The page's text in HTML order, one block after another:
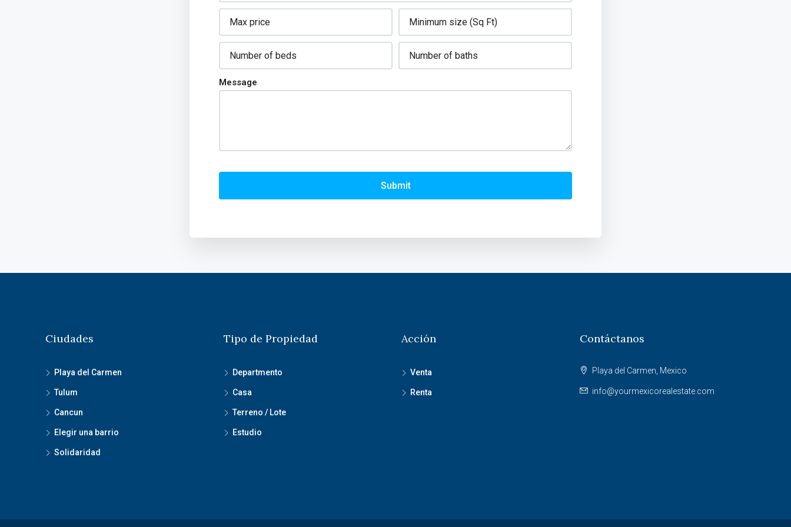
Message
Submit
Ciudades
Playa del Carmen
Tulum
Cancun
Elegir una barrio
Solidaridad
Tipo de Propiedad
Departmento
Casa
Terreno / Lote
Estudio
Acción
Venta
Renta
Contáctanos
Playa del Carmen, Mexico
info@yourmexicorealestate.com